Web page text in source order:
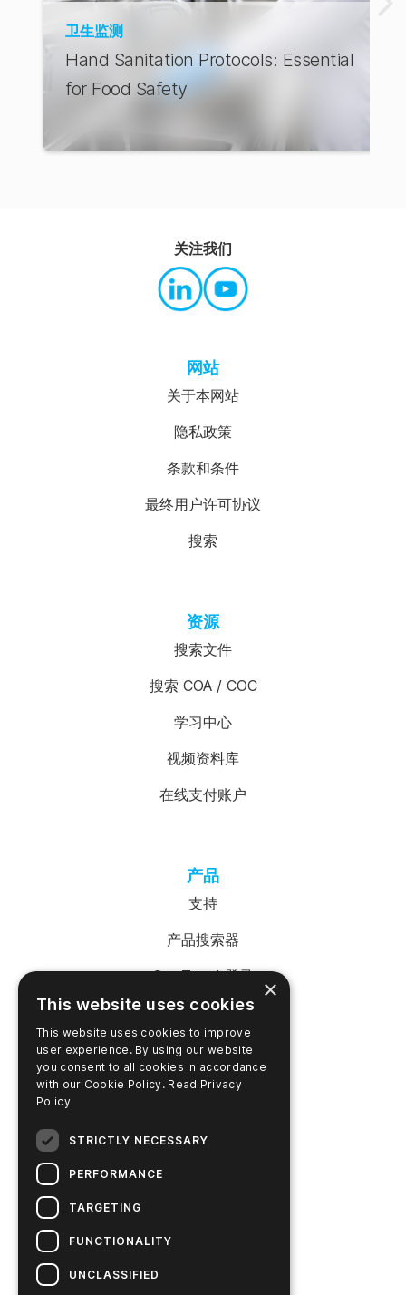
卫生监测
Hand Sanitation Protocols: Essential
for Food Safety
网站
关于本网站
隐私政策
条款和条件
最终用户许可协议
搜索
资源
搜索文件
搜索 COA / COC
学习中心
视频资料库
在线支付账户
产品
支持
产品搜索器
SureTrend 登录
在线购物（美国）
在线购物（澳大利亚）
关注我们
×
This website uses cookies
This website uses cookies to improve
user experience. By using our website
you consent to all cookies in accordance
with our Cookie Policy. Read Privacy
Policy
STRICTLY NECESSARY
PERFORMANCE
TARGETING
FUNCTIONALITY
UNCLASSIFIED